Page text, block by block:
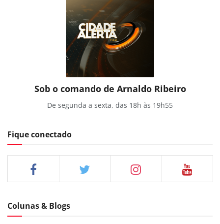
Sob o comando de Arnaldo Ribeiro
De segunda a sexta, das 18h às 19h55
Fique conectado
Colunas & Blogs